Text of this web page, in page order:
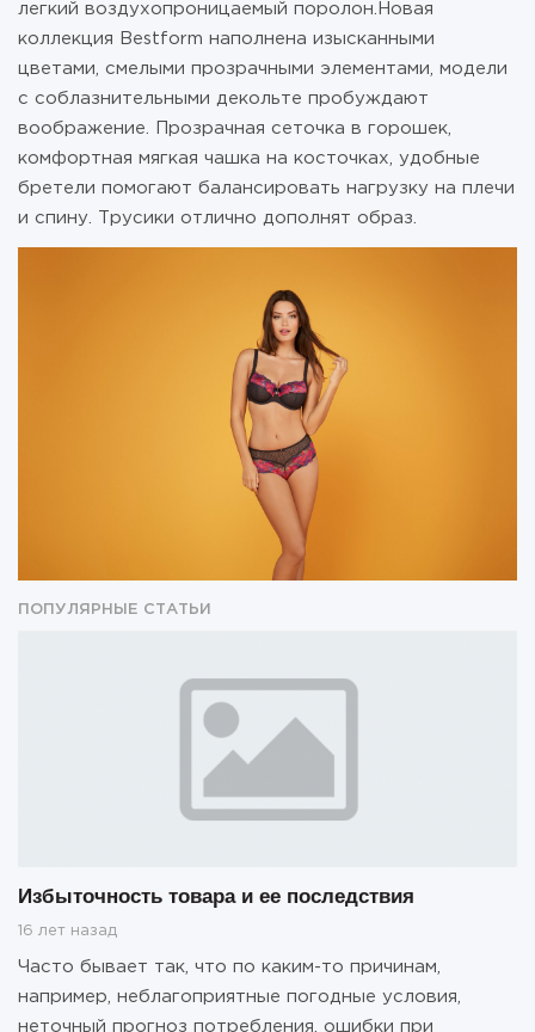
легкий воздухопроницаемый поролон.Новая
коллекция Bestform наполнена изысканными
цветами, смелыми прозрачными элементами, модели
с соблазнительными декольте пробуждают
воображение. Прозрачная сеточка в горошек,
комфортная мягкая чашка на косточках, удобные
бретели помогают балансировать нагрузку на плечи
и спину. Трусики отлично дополнят образ.
ПОПУЛЯРНЫЕ СТАТЬИ
Избыточность товара и ее последствия
16 лет назад
Часто бывает так, что по каким-то причинам,
например, неблагоприятные погодные условия,
неточный прогноз потребления, ошибки при